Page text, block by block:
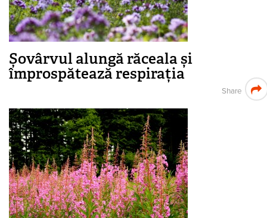
Șovârvul alungă răceala și
împrospătează respirația
Share